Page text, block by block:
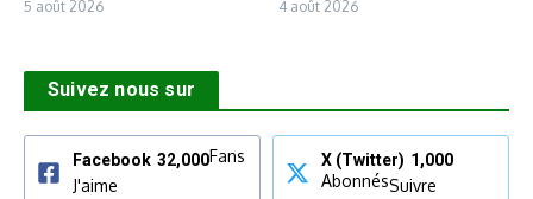
5 août 2026 4 août 2026
Suivez nous sur
Facebook 32,000Fans
J'aime
X (Twitter) 1,000
AbonnésSuivre